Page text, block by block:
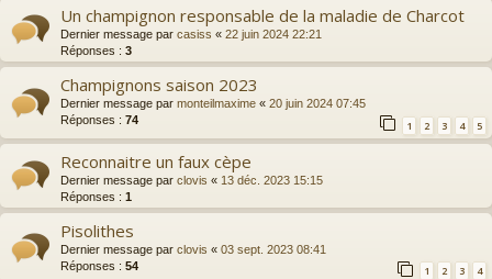
Un champignon responsable de la maladie de Charcot
Dernier message par casiss « 22 juin 2024 22:21
Réponses : 3
Champignons saison 2023
Dernier message par monteilmaxime « 20 juin 2024 07:45
Réponses : 74 1 2 3 4 5
Reconnaitre un faux cèpe
Dernier message par clovis « 13 déc. 2023 15:15
Réponses : 1
Pisolithes
Dernier message par clovis « 03 sept. 2023 08:41
Réponses : 54 1 2 3 4